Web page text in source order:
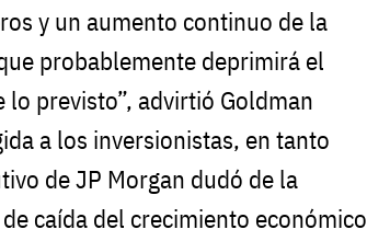
y un aumento continuo de la
probablemente deprimirá el
lo previsto”, advirtió Goldman
a los inversionistas, en tanto
de JP Morgan dudó de la
caída del crecimiento económico